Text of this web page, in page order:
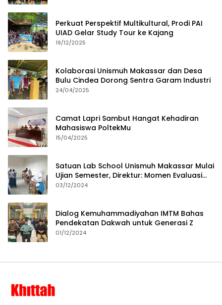
Perkuat Perspektif Multikultural, Prodi PAI
UIAD Gelar Study Tour ke Kajang
19/12/2025
Kolaborasi Unismuh Makassar dan Desa
Bulu Cindea Dorong Sentra Garam Industri
24/04/2025
Camat Lapri Sambut Hangat Kehadiran
Mahasiswa PoltekMu
15/04/2025
Satuan Lab School Unismuh Makassar Mulai
Ujian Semester, Direktur: Momen Evaluasi
Proses Pembelajaran
03/12/2024
Dialog Kemuhammadiyahan IMTM Bahas
Pendekatan Dakwah untuk Generasi Z
01/12/2024